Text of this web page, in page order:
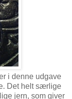
i denne udgave
Det helt særlige
jern, som giver